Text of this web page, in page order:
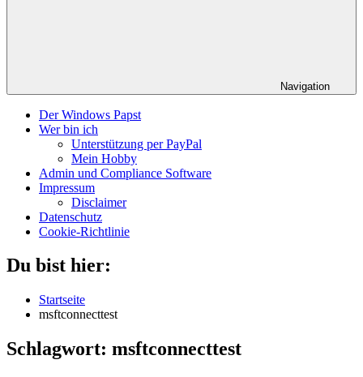
Navigation
Der Windows Papst
Wer bin ich
Unterstützung per PayPal
Mein Hobby
Admin und Compliance Software
Impressum
Disclaimer
Datenschutz
Cookie-Richtlinie
Du bist hier:
Startseite
msftconnecttest
Schlagwort: msftconnecttest